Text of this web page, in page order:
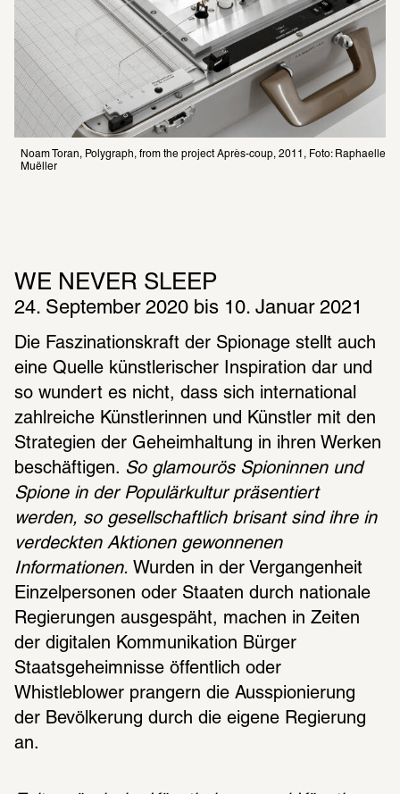
Noam Toran, Polygraph, from the project Après-coup, 2011, Foto: Raphaelle
Muëller
WE NEVER SLEEP
24. September 2020 bis 10. Januar 2021
Die Faszinationskraft der Spionage stellt auch
eine Quelle künstlerischer Inspiration dar und
so wundert es nicht, dass sich international
zahlreiche Künstlerinnen und Künstler mit den
Strategien der Geheimhaltung in ihren Werken
beschäftigen. So glamourös Spioninnen und
Spione in der Populärkultur präsentiert
werden, so gesellschaftlich brisant sind ihre in
verdeckten Aktionen gewonnenen
Informationen. Wurden in der Vergangenheit
Einzelpersonen oder Staaten durch nationale
Regierungen ausgespäht, machen in Zeiten
der digitalen Kommunikation Bürger
Staatsgeheimnisse öffentlich oder
Whistleblower prangern die Ausspionierung
der Bevölkerung durch die eigene Regierung
an.